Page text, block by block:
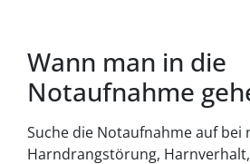
Wann man in die
Notaufnahme
Suche die Notaufnahme auf
Harndrangstörung,